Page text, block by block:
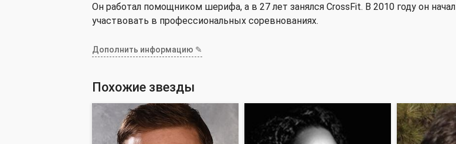
Он работал помощником шерифа, а в 27 лет занялся CrossFit. В 2010 году он начал
участвовать в профессиональных соревнованиях.
Дополнить информацию ✎
Похожие звезды